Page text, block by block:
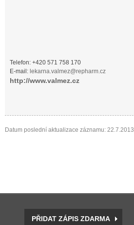
Telefon: +420 571 758 170
E-mail: lekarna.valmez@repharm.cz
http://www.valmez.cz
Datum poslední aktualizace záznamu: 22.7.2013
PŘIDAT ZÁPIS ZDARMA